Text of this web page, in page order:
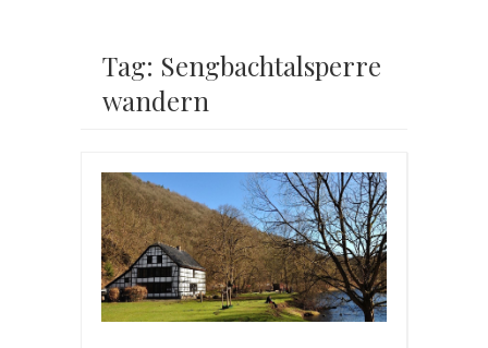
Tag: Sengbachtalsperre
wandern